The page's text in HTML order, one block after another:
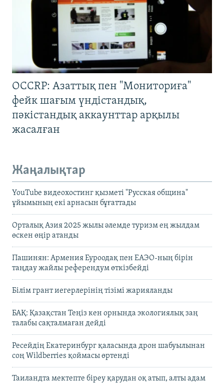
OCCRP: Азаттық пен "Мониториға"
фейк шағым үндістандық,
пәкістандық аккаунттар арқылы
жасалған
Жаңалықтар
YouTube видеохостинг қызметі "Русская община"
ұйымының екі арнасын бұғаттады
Орталық Азия 2025 жылы әлемде туризм ең жылдам
өскен өңір атанды
Пашинян: Армения Еуроодақ пен ЕАЭО-ның бірін
таңдау жайлы референдум өткізбейді
Білім грант иегерлерінің тізімі жарияланды
БАҚ: Қазақстан Теңіз кен орнында экологиялық заң
талабы сақталмаған дейді
Ресейдің Екатеринбург қаласында дрон шабуылынан
соң Wildberries қоймасы өртенді
Таиландта мектепте біреу қарудан оқ атып, алты адам